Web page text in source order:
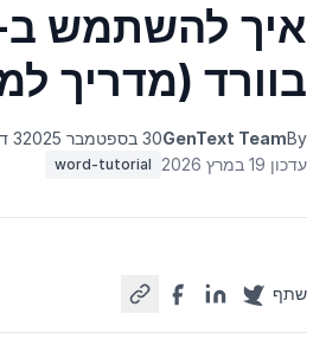
בוורד (מדריך
By
GenText Team30 בספטמבר 2025
3 דקות קריאה
עדכון 19 במרץ 2026
word-tutorial
שתף